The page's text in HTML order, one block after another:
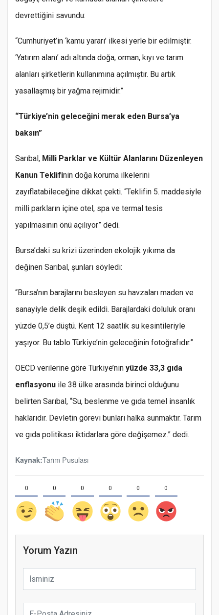
devrettiğini savundu:
“Cumhuriyet’in ‘kamu yararı’ ilkesi yerle bir edilmiştir.
‘Yatırım alanı’ adı altında doğa, orman, kıyı ve tarım
alanları şirketlerin kullanımına açılmıştır. Bu artık
yasallaşmış bir yağma rejimidir.”
“Türkiye’nin geleceğini merak eden Bursa’ya
baksın”
Sarıbal, Milli Parklar ve Kültür Alanlarını Düzenleyen
Kanun Teklifinin doğa koruma ilkelerini
zayıflatabileceğine dikkat çekti. “Teklifin 5. maddesiyle
milli parkların içine otel, spa ve termal tesis
yapılmasının önü açılıyor” dedi.
Bursa’daki su krizi üzerinden ekolojik yıkıma da
değinen Sarıbal, şunları söyledi:
“Bursa’nın barajlarını besleyen su havzaları maden ve
sanayiyle delik deşik edildi. Barajlardaki doluluk oranı
yüzde 0,5’e düştü. Kent 12 saatlik su kesintileriyle
yaşıyor. Bu tablo Türkiye’nin geleceğinin fotoğrafıdır.”
OECD verilerine göre Türkiye’nin yüzde 33,3 gıda
enflasyonu ile 38 ülke arasında birinci olduğunu
belirten Sarıbal, “Su, beslenme ve gıda temel insanlık
haklarıdır. Devletin görevi bunları halka sunmaktır. Tarım
ve gıda politikası iktidarlara göre değişemez.” dedi.
Kaynak:Tarım Pusulası
0 0 0 0 0 0
Yorum Yazın